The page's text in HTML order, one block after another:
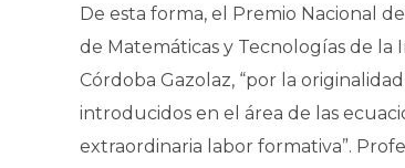
De esta forma, el Premio Nacional
de Matemáticas y Tecnologías de la
Córdoba Gazolaz, “por la
introducidos en el área de las
extraordinaria labor formativa”.